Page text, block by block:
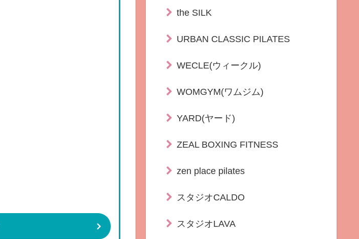
the SILK
URBAN CLASSIC PILATES
WECLE(ウィークル)
WOMGYM(ワムジム)
YARD(ヤード)
ZEAL BOXING FITNESS
zen place pilates
スタジオCALDO
スタジオLAVA